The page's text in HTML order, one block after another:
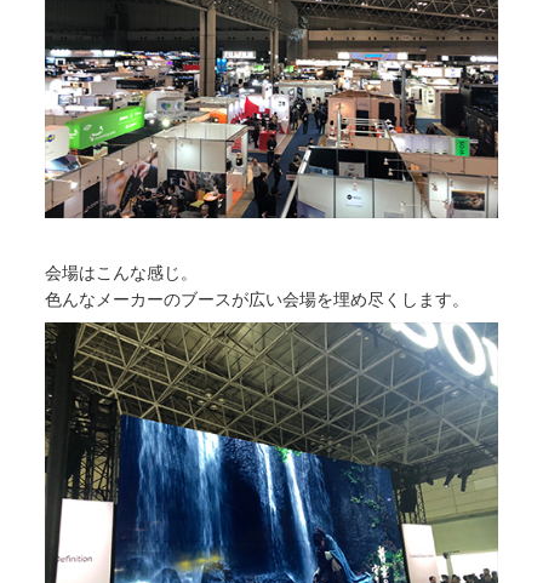
会場はこんな感じ。
色んなメーカーのブースが広い会場を埋め尽くします。